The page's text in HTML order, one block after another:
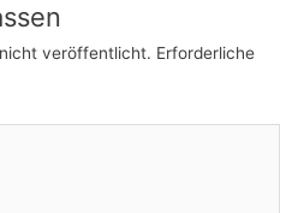
veröffentlicht. Erforderliche